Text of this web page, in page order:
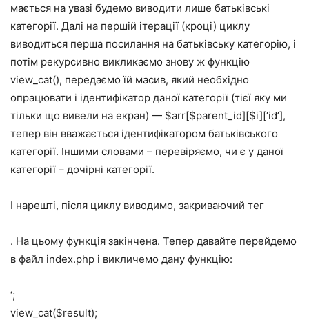
мається на увазі будемо виводити лише батьківські
категорії. Далі на першій ітерації (кроці) циклу
виводиться перша посилання на батьківську категорію, і
потім рекурсивно викликаємо знову ж функцію
view_cat(), передаємо їй масив, який необхідно
опрацювати і ідентифікатор даної категорії (тієї яку ми
тільки що вивели на екран) — $arr[$parent_id][$i][‘id’],
тепер він вважається ідентифікатором батьківського
категорії. Іншими словами – перевіряємо, чи є у даної
категорії – дочірні категорії.
І нарешті, після циклу виводимо, закриваючий тег
. На цьому функція закінчена. Тепер давайте перейдемо
в файл index.php і викличемо дану функцію:
‘;
view_cat($result);